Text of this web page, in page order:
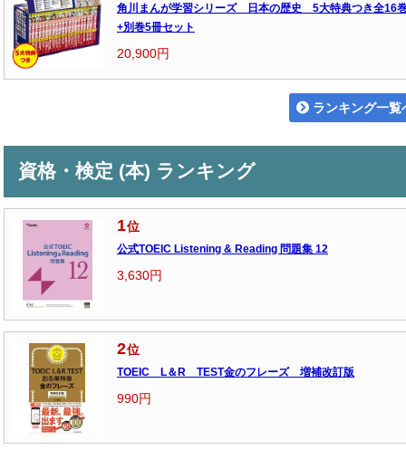
角川まんが学習シリーズ 日本の歴史 5大特典つき全16
+別巻5冊セット
20,900円
ランキング一覧
資格・検定 (本) ランキング
1位
公式TOEIC Listening & Reading 問題集 12
3,630円
2位
TOEIC L＆R TEST金のフレーズ 増補改訂版
990円